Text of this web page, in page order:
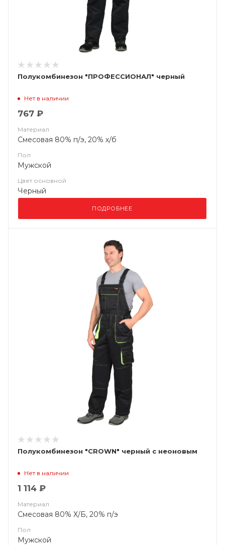
Полукомбинезон "ПРОФЕССИОНАЛ" черный
Нет в наличии
767 ₽
Материал
Смесовая 80% п/э, 20% х/б
Пол
Мужской
Цвет основной
Черный
ПОДРОБНЕЕ
Полукомбинезон "CROWN" черный с неоновым
Нет в наличии
1 114 ₽
Материал
Смесовая 80% Х/Б, 20% п/э
Пол
Мужской